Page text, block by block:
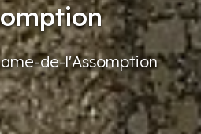
de-l'Assomption